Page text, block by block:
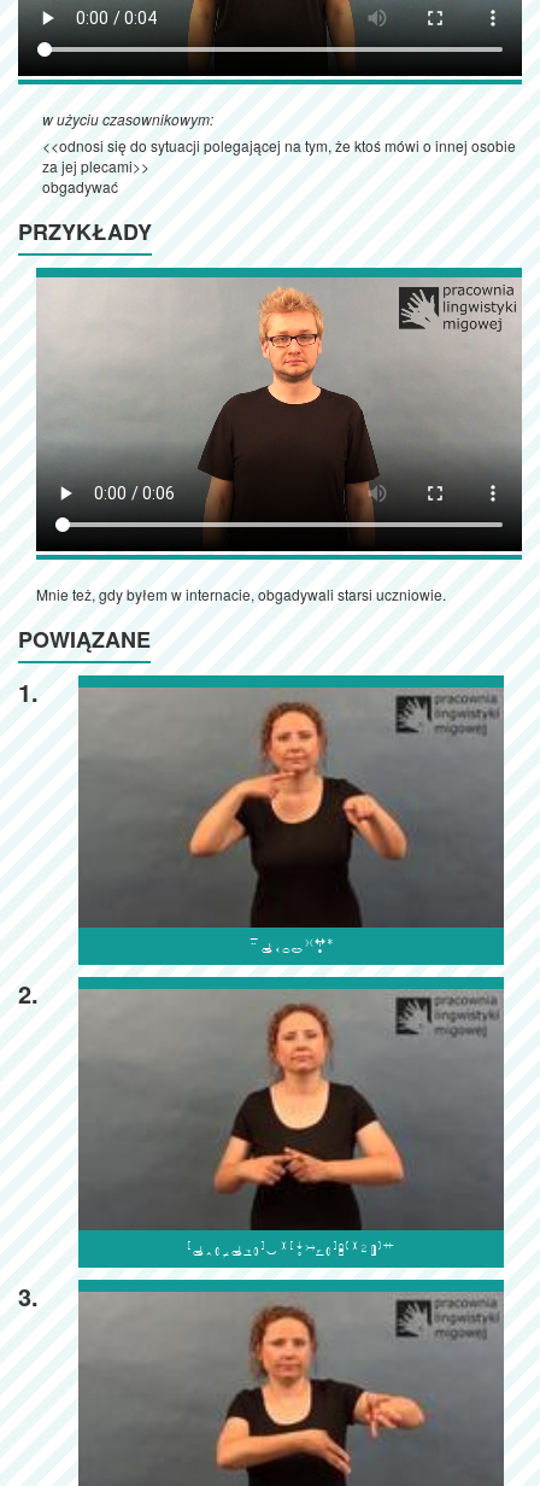
w użyciu czasownikowym:
<<odnosi się do sytuacji polegającej na tym, że ktoś mówi o innej osobie
za jej plecami>>
obgadywać
PRZYKŁADY
Mnie też, gdy byłem w internacie, obgadywali starsi uczniowie.
POWIĄZANE
1.

2.

3.